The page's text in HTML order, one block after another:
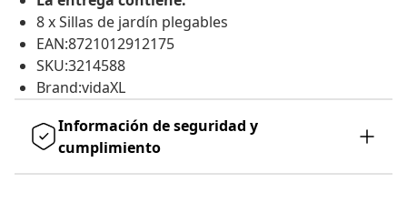
8 x Sillas de jardín plegables
EAN:8721012912175
SKU:3214588
Brand:vidaXL
Información de seguridad y
cumplimiento